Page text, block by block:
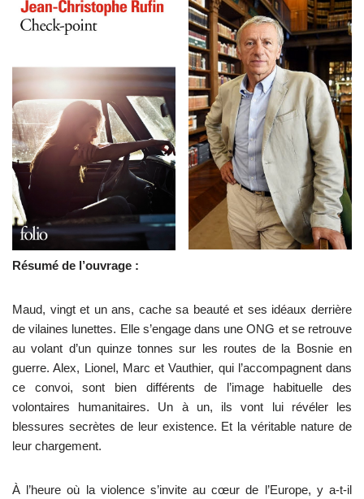
Résumé de l’ouvrage :
Maud, vingt et un ans, cache sa beauté et ses idéaux derrière
de vilaines lunettes. Elle s’engage dans une ONG et se retrouve
au volant d’un quinze tonnes sur les routes de la Bosnie en
guerre. Alex, Lionel, Marc et Vauthier, qui l’accompagnent dans
ce convoi, sont bien différents de l’image habituelle des
volontaires humanitaires. Un à un, ils vont lui révéler les
blessures secrètes de leur existence. Et la véritable nature de
leur chargement.
À l’heure où la violence s’invite au cœur de l’Europe, y a-t-il